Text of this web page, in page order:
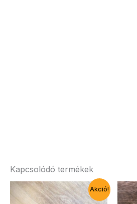
Kapcsolódó termékek
Akció!